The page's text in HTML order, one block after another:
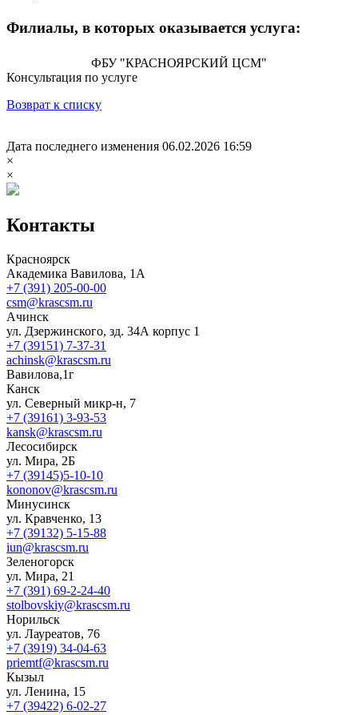
Филиалы, в которых оказывается услуга:
ФБУ "КРАСНОЯРСКИЙ ЦСМ"
Консультация по услуге
Возврат к списку
Дата последнего изменения 06.02.2026 16:59
×
×
Контакты
Красноярск
Академика Вавилова, 1А
+7 (391) 205-00-00
csm@krascsm.ru
Ачинск
ул. Дзержинского, зд. 34А корпус 1
+7 (39151) 7-37-31
achinsk@krascsm.ru
Вавилова,1г
Канск
ул. Северный микр-н, 7
+7 (39161) 3-93-53
kansk@krascsm.ru
Лесосибирск
ул. Мира, 2Б
+7 (39145)5-10-10
kononov@krascsm.ru
Минусинск
ул. Кравченко, 13
+7 (39132) 5-15-88
iun@krascsm.ru
Зеленогорск
ул. Мира, 21
+7 (391) 69-2-24-40
stolbovskiy@krascsm.ru
Норильск
ул. Лауреатов, 76
+7 (3919) 34-04-63
priemtf@krascsm.ru
Кызыл
ул. Ленина, 15
+7 (39422) 6-02-27